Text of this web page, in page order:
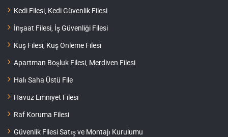
Kedi Filesi, Kedi Güvenlik Filesi
İnşaat Filesi, İş Güvenliği Filesi
Kuş Filesi, Kuş Önleme Filesi
Apartman Boşluk Filesi, Merdiven Filesi
Halı Saha Üstü File
Havuz Emniyet Filesi
Raf Koruma Filesi
Güvenlik Filesi Satış ve Montajı Kurulumu